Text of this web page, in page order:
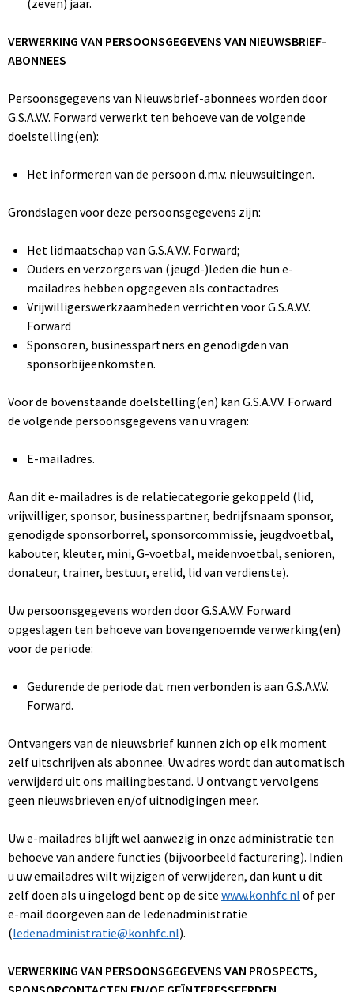
(zeven) jaar.
VERWERKING VAN PERSOONSGEGEVENS VAN NIEUWSBRIEF-
ABONNEES
Persoonsgegevens van Nieuwsbrief-abonnees worden door
G.S.A.V.V. Forward verwerkt ten behoeve van de volgende
doelstelling(en):
Het informeren van de persoon d.m.v. nieuwsuitingen.
Grondslagen voor deze persoonsgegevens zijn:
Het lidmaatschap van G.S.A.V.V. Forward;
Ouders en verzorgers van (jeugd-)leden die hun e-
mailadres hebben opgegeven als contactadres
Vrijwilligerswerkzaamheden verrichten voor G.S.A.V.V.
Forward
Sponsoren, businesspartners en genodigden van
sponsorbijeenkomsten.
Voor de bovenstaande doelstelling(en) kan G.S.A.V.V. Forward
de volgende persoonsgegevens van u vragen:
E-mailadres.
Aan dit e-mailadres is de relatiecategorie gekoppeld (lid,
vrijwilliger, sponsor, businesspartner, bedrijfsnaam sponsor,
genodigde sponsorborrel, sponsorcommissie, jeugdvoetbal,
kabouter, kleuter, mini, G-voetbal, meidenvoetbal, senioren,
donateur, trainer, bestuur, erelid, lid van verdienste).
Uw persoonsgegevens worden door G.S.A.V.V. Forward
opgeslagen ten behoeve van bovengenoemde verwerking(en)
voor de periode:
Gedurende de periode dat men verbonden is aan G.S.A.V.V.
Forward.
Ontvangers van de nieuwsbrief kunnen zich op elk moment
zelf uitschrijven als abonnee. Uw adres wordt dan automatisch
verwijderd uit ons mailingbestand. U ontvangt vervolgens
geen nieuwsbrieven en/of uitnodigingen meer.
Uw e-mailadres blijft wel aanwezig in onze administratie ten
behoeve van andere functies (bijvoorbeeld facturering). Indien
u uw emailadres wilt wijzigen of verwijderen, dan kunt u dit
zelf doen als u ingelogd bent op de site www.konhfc.nl of per
e-mail doorgeven aan de ledenadministratie
(ledenadministratie@konhfc.nl).
VERWERKING VAN PERSOONSGEGEVENS VAN PROSPECTS,